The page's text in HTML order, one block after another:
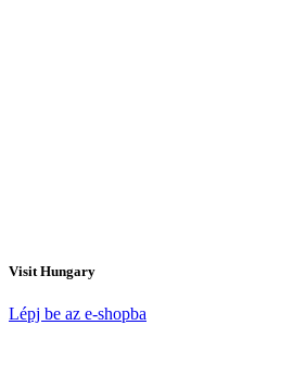
Visit Hungary
Lépj be az e-shopba